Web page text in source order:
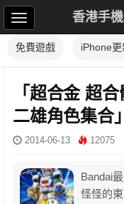
香港手
免費遊戲 iPhone更
「超合金 超
二雄角色集合
2014-06-13 12075
Bandai
怪怪的